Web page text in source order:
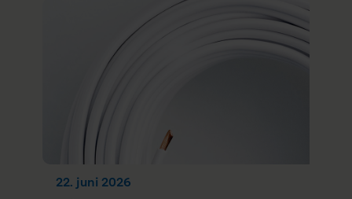
22. juni 2026